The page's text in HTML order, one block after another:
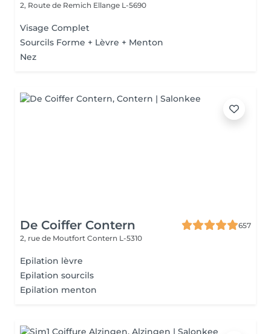
2, Route de Remich Ellange L-5690
Visage Complet
Sourcils Forme + Lèvre + Menton
Nez
De Coiffer Contern
657
2, rue de Moutfort Contern L-5310
Epilation lèvre
Epilation sourcils
Epilation menton